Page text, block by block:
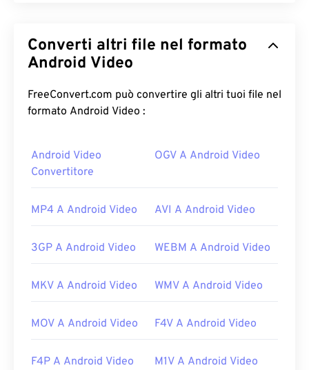
offre contenuti multimediali di alta qualità e ben
sincronizzati, principalmente su Internet. È anche
codecper comprimere le dimensioni dei file. FLV
utilizza lo standard aperto
indipendenza.
Cloud (Animate CC) e Flash. Il formato FLV
successive. FLV non supporta capitoli o sottotitoli,
Poiché FLV si basa su uno standard aperto, può
programmi con cui FLV può essere aperto
Converti altri file nel formato
Android Video
FreeConvert.com può convertire gli altri tuoi file nel
formato Android Video :
Android Video
Convertitore
OGV A Android Video
MP4 A Android Video AVI A Android Video
3GP A Android Video WEBM A Android Video
MKV A Android Video WMV A Android Video
MOV A Android Video F4V A Android Video
F4P A Android Video M1V A Android Video